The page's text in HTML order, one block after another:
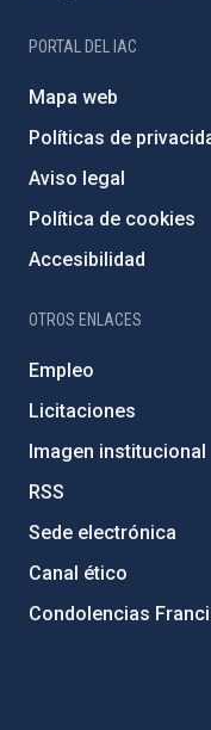
PORTAL DEL IAC
Mapa web
Políticas de
Aviso legal
Política de cookies
Accesibilidad
OTROS ENLACES
Empleo
Licitaciones
Imagen institucional
RSS
Sede electrónica
Canal ético
Condolencias